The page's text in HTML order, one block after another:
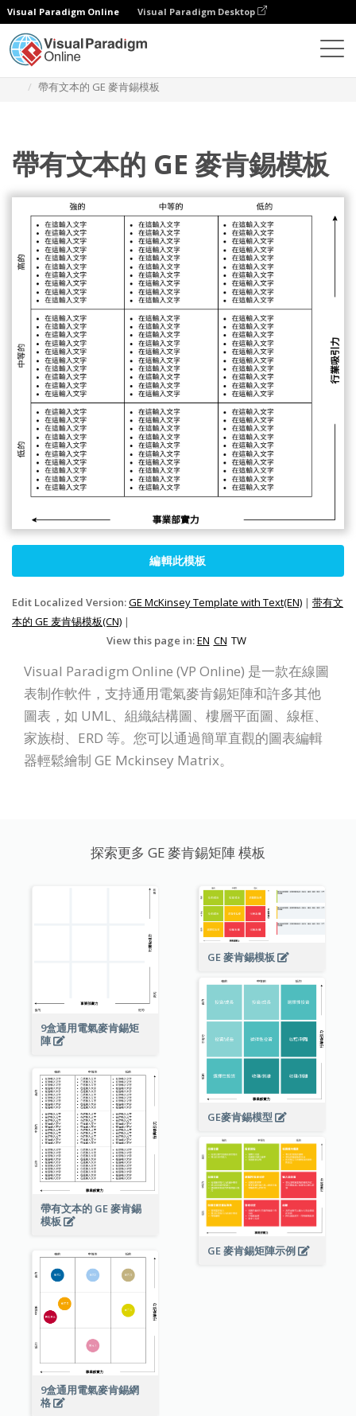
Visual Paradigm Online Visual Paradigm Desktop
帶有文本的 GE 麥肯錫模板
帶有文本的 GE 麥肯錫模板
編輯此模板
Edit Localized Version:GE McKinsey Template with Text(EN) | 带有文
本的 GE 麦肯锡模板(CN) |
View this page in:EN CN TW
Visual Paradigm Online (VP Online) 是一款在線圖
表制作軟件，支持通用電氣麥肯錫矩陣和許多其他
圖表，如 UML、組織結構圖、樓層平面圖、線框、
家族樹、ERD 等。您可以通過簡單直觀的圖表編輯
器輕鬆繪制 GE Mckinsey Matrix。
探索更多 GE 麥肯錫矩陣 模板
9盒通用電氣麥肯錫矩
陣
GE 麥肯錫模板
GE麥肯錫模型
帶有文本的 GE 麥肯錫
模板
GE 麥肯錫矩陣示例
9盒通用電氣麥肯錫網
格